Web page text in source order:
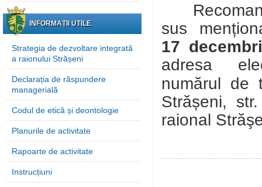
INFORMAȚII UTILE
Strategia de dezvoltare integrată
a raionului Strășeni
Declarația de răspundere
managerială
Codul de etică și deontologie
Planurile de activitate
Rapoarte de activitate
Instrucțiuni
sus
17
adresa
numărul de
Strășeni,
raional